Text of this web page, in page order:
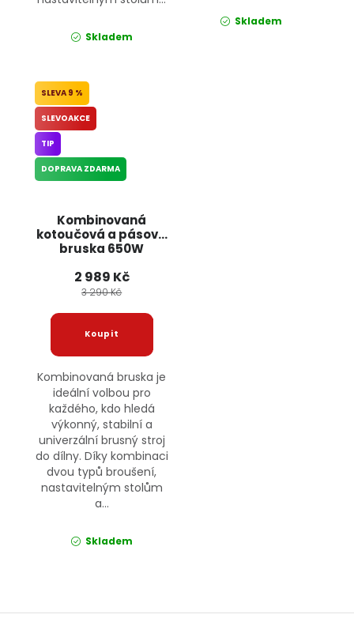
Skladem
Skladem
Kombinovaná
kotoučová a pásová
bruska 650W
9 %
SLEVOAKCE
TIP
DOPRAVA ZDARMA
2 989 Kč
3 290 Kč
Kombinovaná bruska je
ideální volbou pro
každého, kdo hledá
výkonný, stabilní a
univerzální brusný stroj
do dílny. Díky kombinaci
dvou typů broušení,
nastavitelným stolům
a...
Skladem